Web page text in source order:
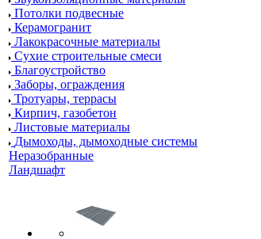
Потолки подвесные
Керамогранит
Лакокрасочные материалы
Сухие строительные смеси
Благоустройство
Заборы, ограждения
Тротуары, террасы
Кирпич, газобетон
Листовые материалы
Дымоходы, дымоходные системы
Неразобранные
Ландшафт